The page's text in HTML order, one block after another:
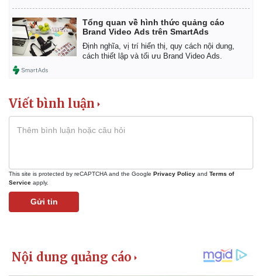
Tổng quan về hình thức quảng cáo
Brand Video Ads trên SmartAds
Định nghĩa, vị trí hiển thị, quy cách nội dung,
cách thiết lập và tối ưu Brand Video Ads.
Viết bình luận
This site is protected by reCAPTCHA and the Google Privacy Policy and Terms of
Service apply.
Gửi tin